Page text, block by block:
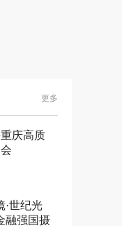
更多
庆高质
·世纪光
融强国摄